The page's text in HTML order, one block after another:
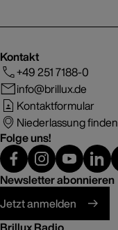
Kontakt
+49 251 7188-0
info@brillux.de
Kontaktformular
Niederlassung finden
Folge uns!
Newsletter abonnieren
Jetzt anmelden